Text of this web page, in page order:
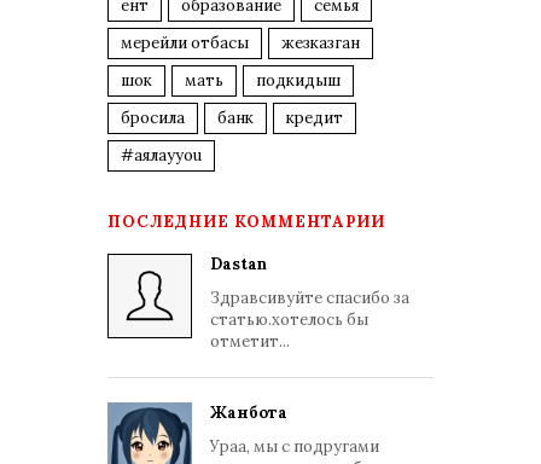
ент
образование
семья
мерейли отбасы
жезказган
шок
мать
подкидыш
бросила
банк
кредит
#аялауyou
ПОСЛЕДНИЕ КОММЕНТАРИИ
Dastan
Здравсивуйте спасибо за
статью.хотелось бы
отметит...
Жанбота
Ураа, мы с подругами